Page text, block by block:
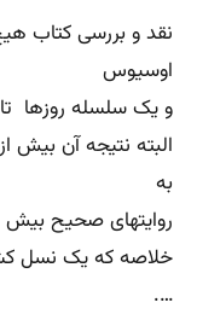
نقد و بررسی کتاب
اوسیوس
و یک سلسله روزها
البته نتیجه آن بیش
به
روایتهای صحیح بیش
خلاصه که یک نسل
….